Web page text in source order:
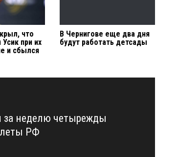
что
при их
и сбылся
В Чернигове еще два дня
будут работать детсады
за неделю четырежды
РФ